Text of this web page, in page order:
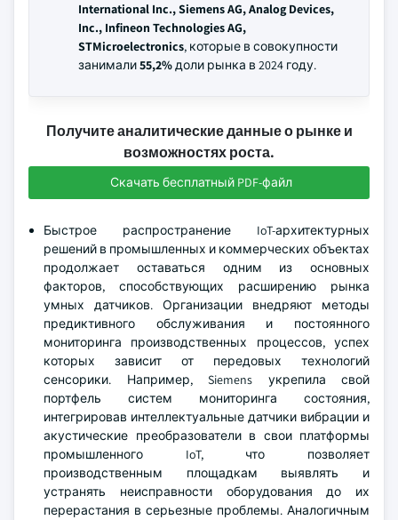
International Inc., Siemens AG, Analog Devices,
Inc., Infineon Technologies AG,
STMicroelectronics, которые в совокупности
занимали55,2%доли рынка в 2024 году.
Получите аналитические данные о рынке и
возможностях роста.
Скачать бесплатный PDF-файл
Быстрое распространение IoT-архитектурных
решений в промышленных и коммерческих объектах
продолжает оставаться одним из основных
факторов, способствующих расширению рынка
умных датчиков. Организации внедряют методы
предиктивного обслуживания и постоянного
мониторинга производственных процессов, успех
которых зависит от передовых технологий
сенсорики. Например, Siemens укрепила свой
портфель систем мониторинга состояния,
интегрировав интеллектуальные датчики вибрации и
акустические преобразователи в свои платформы
промышленного IoT, что позволяет
производственным площадкам выявлять и
устранять неисправности оборудования до их
перерастания в серьезные проблемы. Аналогичным